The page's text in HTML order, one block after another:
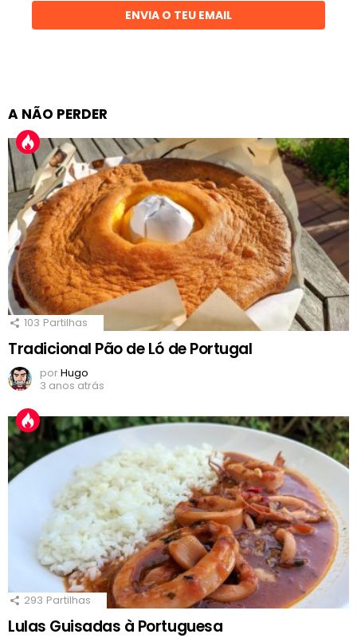
ENVIA O TEU EMAIL
A NÃO PERDER
103 Partilhas
Tradicional Pão de Ló de Portugal
porHugo
3 anos atrás
293 Partilhas
Lulas Guisadas à Portuguesa